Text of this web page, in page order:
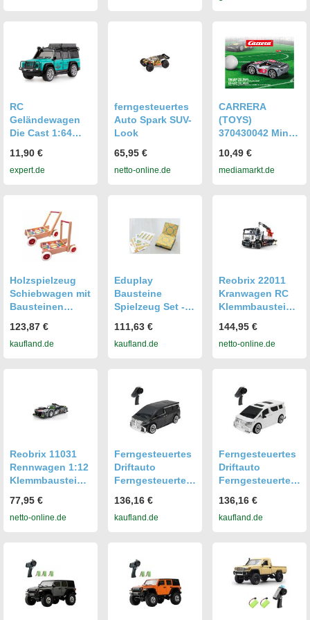
Jungen und
Maedchen
fuer Erwachsene,
Kinder, Jungen
AL (40812326)
RC
Geländewagen
Die Cast 1:64
Ferngesteuertes
Auto
11,90 €
expert.de
ferngesteuertes
Auto Spark SUV-
Look
65,95 €
netto-online.de
CARRERA
(TOYS)
370430042 Mini
"Bundesliga"
ferngesteuertes
10,49 €
mediamarkt.de
Holzspielzeug
Schiebwagen mit
Bausteinen
55cm/ 33cm/
51cm NEU
123,87 €
kaufland.de
Eduplay
Bausteine
Spielzeug Set -
16 Stück -
Lernspielzeug
111,63 €
kaufland.de
Reobrix 22011
Kranwagen RC
Klemmbaustein
14
144,95 €
netto-online.de
Reobrix 11031
Rennwagen 1:12
Klemmbaustein
77,95 €
netto-online.de
Ferngesteuertes
Driftauto
Ferngesteuertes
km/h 1/16
Hochgeschwindi
Rennauto fuer
Kinder Kinder
Jungen
Geschenk RTR
136,16 €
kaufland.de
Ferngesteuertes
Driftauto
Ferngesteuertes
km/h 1/16
Hochgeschwindi
Rennauto fuer
Kinder Kinder
Jungen
Geschenk RTR
136,16 €
kaufland.de